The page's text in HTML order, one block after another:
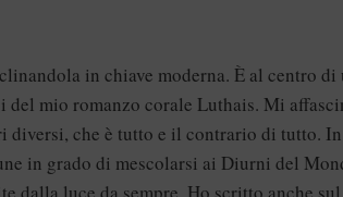
in chiave moderna. È al centro di
mio romanzo corale Luthais. Mi
diversi, che è tutto e il contrario di tutto.
in grado di mescolarsi ai Diurni del